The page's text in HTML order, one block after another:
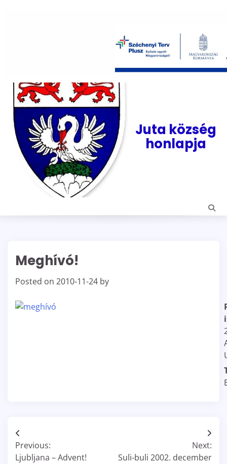
content
Juta község
honlapja
Meghívó!
Posted on 2010-11-24 by
Bejegyzés
navigáció
Previous:
Ljubljana – Advent!
Next:
Suli-buli 2002. december